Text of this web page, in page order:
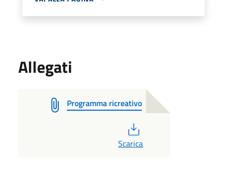
Allegati
Programma ricreativo
Scarica